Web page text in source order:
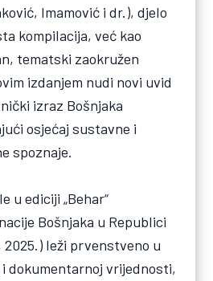
Imamović i dr.), djelo
kompilacija, već kao
tematski zaokružen
izdanjem nudi novi uvid
izraz Bošnjaka
osjećaj sustavne i
spoznaje.
u ediciji „Behar“
Bošnjaka u Republici
leži prvenstveno u
dokumentarnoj vrijednosti,